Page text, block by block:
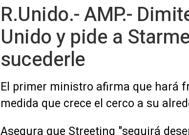
R.Unido.- AMP.-
Unido y pide a
sucederle
El primer ministro afirma que hará
medida que crece el cerco a su
Asegura que Streeting "seguirá